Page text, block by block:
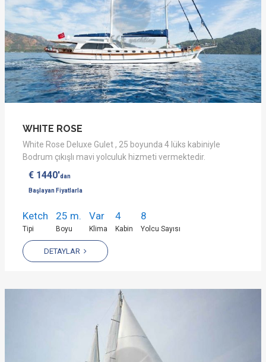
WHITE ROSE
White Rose Deluxe Gulet , 25 boyunda 4 lüks kabiniyle
Bodrum çıkışlı mavi yolculuk hizmeti vermektedir.
€ 1440'dan
Başlayan Fiyatlarla
Ketch
Tipi
25 m.
Boyu
Var
Klima
4
Kabin
8
Yolcu Sayısı
DETAYLAR